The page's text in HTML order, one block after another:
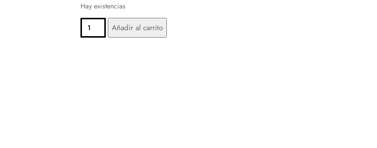
Hay existencias
FISSION
COMPLETE
720W
Añadir al carrito
ALTERNATIVE: